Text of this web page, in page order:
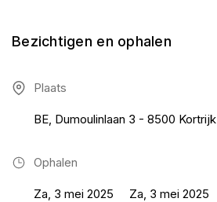
Bezichtigen en ophalen
Plaats
BE, Dumoulinlaan 3 - 8500 Kortrijk
Ophalen
Za, 3 mei 2025
Za, 3 mei 2025